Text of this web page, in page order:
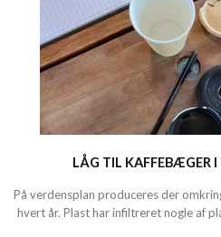
LÅG TIL KAFFEBÆGER
På verdensplan produceres der
hvert år. Plast har infiltreret nogle af